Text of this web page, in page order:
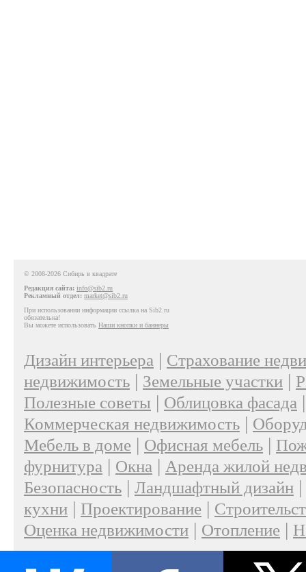
© 2008-2026 Сибирь в квадрате
Редакция сайта: info@sib2.ru
Рекламный отдел: market@sib2.ru
При использовании информации ссылка на Sib2.ru
обязательна!
Вы можете использовать Наши кнопки и баннеры
Дизайн интерьера | Страхование
недвижимость | Земельные участки |
Полезные советы | Облицовка фасада
Коммерческая недвижимость |
Мебель в доме | Офисная мебель |
фурнитура | Окна | Аренда жилой
Безопасность | Ландшафтный дизайн |
кухни | Проектирование |
Оценка недвижимости | Отопление |
О проекте|